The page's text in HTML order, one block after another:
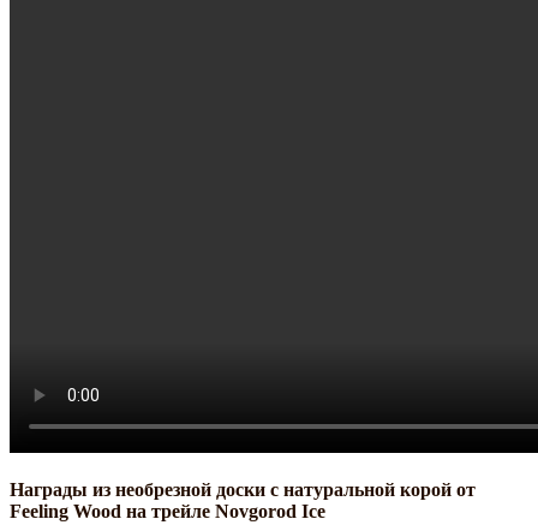
Награды из необрезной доски с натуральной корой от
Feeling Wood на трейле Novgorod Ice